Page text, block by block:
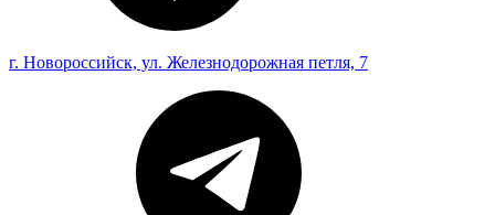
г. Новороссийск, ул. Железнодорожная петля, 7